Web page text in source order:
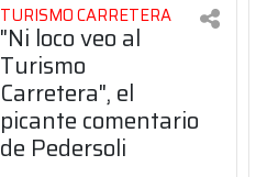
TURISMO CARRETERA
"Ni loco veo al
Turismo
Carretera", el
picante comentario
de Pedersoli